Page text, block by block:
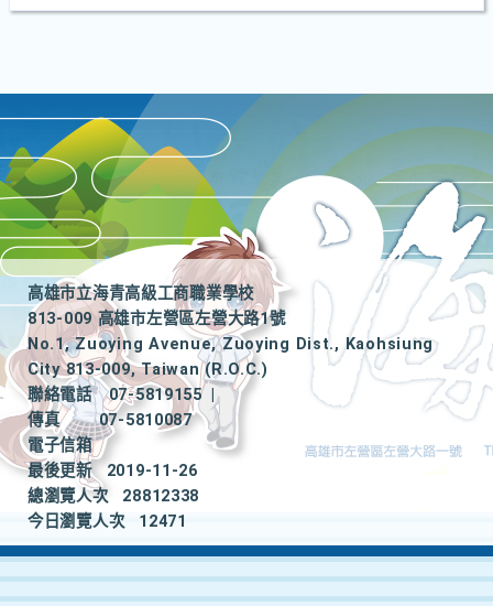
高雄市立海青高級工商職業學校
813-009 高雄市左營區左營大路1號
No.1, Zuoying Avenue, Zuoying Dist., Kaohsiung
City 813-009, Taiwan (R.O.C.)
聯絡電話
07-5819155
|
傳真
07-5810087
電子信箱
最後更新
2019-11-26
總瀏覽人次
28812338
今日瀏覽人次
12471